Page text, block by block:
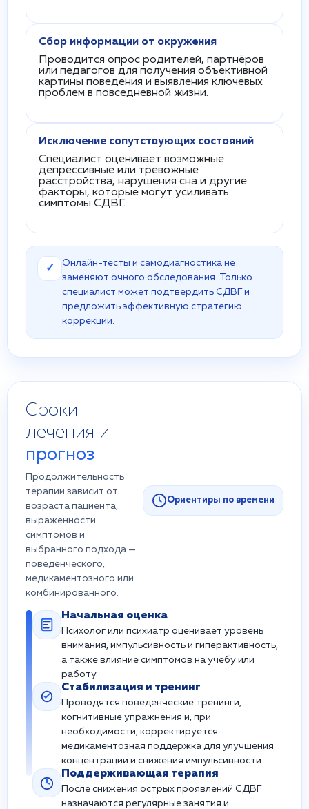
Сбор информации от окружения
Проводится опрос родителей, партнёров
или педагогов для получения объективной
картины поведения и выявления ключевых
проблем в повседневной жизни.
Исключение сопутствующих состояний
Специалист оценивает возможные
депрессивные или тревожные
расстройства, нарушения сна и другие
факторы, которые могут усиливать
симптомы СДВГ.
✓
Онлайн-тесты и самодиагностика не
заменяют очного обследования. Только
специалист может подтвердить СДВГ и
предложить эффективную стратегию
коррекции.
Сроки
лечения и
прогноз
Продолжительность
терапии зависит от
возраста пациента,
выраженности
симптомов и
выбранного подхода —
поведенческого,
медикаментозного или
комбинированного.
Ориентиры по времени
Начальная оценка
Психолог или психиатр оценивает уровень
внимания, импульсивность и гиперактивность,
а также влияние симптомов на учебу или
работу.
Стабилизация и тренинг
Проводятся поведенческие тренинги,
когнитивные упражнения и, при
необходимости, корректируется
медикаментозная поддержка для улучшения
концентрации и снижения импульсивности.
Поддерживающая терапия
После снижения острых проявлений СДВГ
назначаются регулярные занятия и